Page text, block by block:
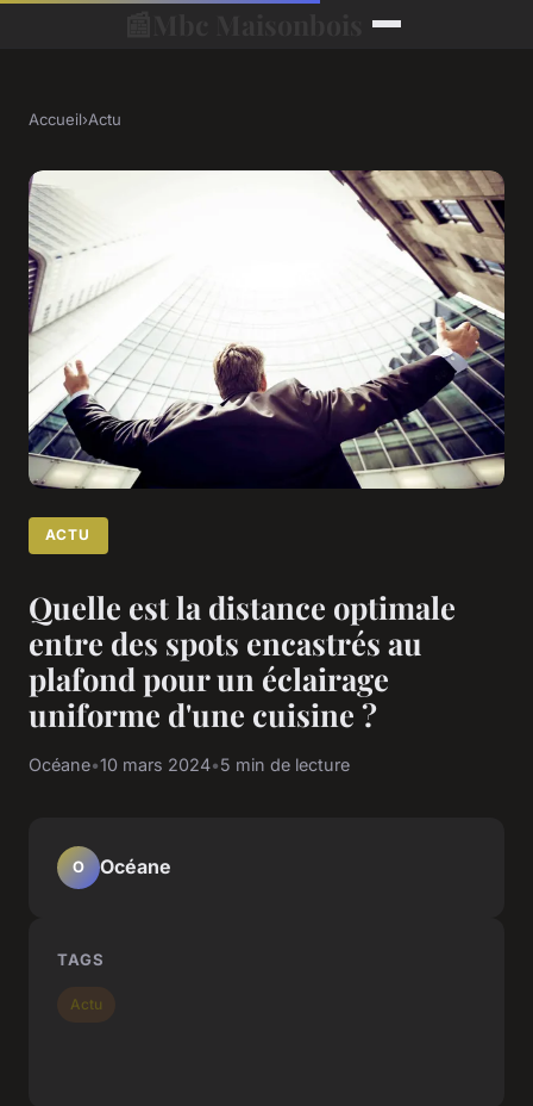
Accueil›Actu
ACTU
Quelle est la distance optimale
entre des spots encastrés au
plafond pour un éclairage
uniforme d'une cuisine ?
Océane•10 mars 2024•5 min de lecture
O Océane
TAGS
Actu